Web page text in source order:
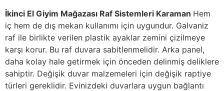
İkinci El Giyim Mağazası Raf Sistemleri Karaman Hem
iç hem de dış mekan kullanımı için uygundur. Galvaniz
raf ile birlikte verilen plastik ayaklar zemini çizilmeye
karşı korur. Bu raf duvara sabitlenmelidir. Arka panel,
daha kolay hale getirmek için önceden delinmiş deliklere
sahiptir. Değişik duvar malzemeleri için değişik raptiye
türleri gereklidir. Evinizdeki duvarlara uygun bağlantı